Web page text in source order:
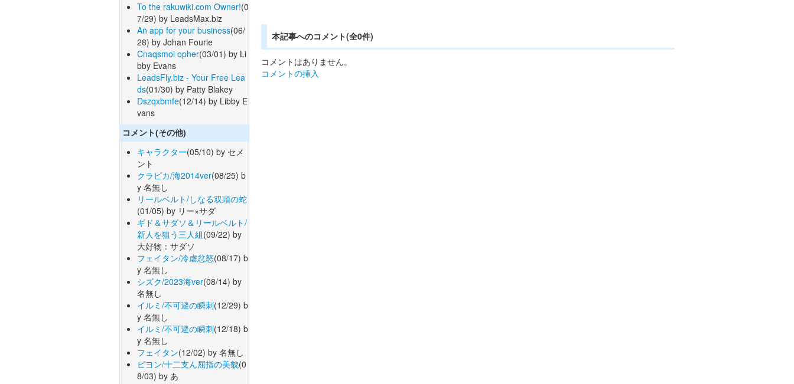
To the rakuwiki.com Owner!(0
7/29) by LeadsMax.biz
An app for your business(06/
28) by Johan Fourie
Cnaqsmoi opher(03/01) by Li
bby Evans
LeadsFly.biz - Your Free Lea
ds(01/30) by Patty Blakey
Dszqxbmfe(12/14) by Libby E
vans
コメント(その他)
キャラクター(05/10) by セメ
ント
クラピカ/海2014ver(08/25) b
y 名無し
リールベルト/しなる双頭の蛇
(01/05) by リー×サダ
ギド＆サダソ＆リールベルト/
新人を狙う三人組(09/22) by
大好物：サダソ
フェイタン/冷虐忿怒(08/17) b
y 名無し
シズク/2023海ver(08/14) by
名無し
イルミ/不可避の瞬刺(12/29) b
y 名無し
イルミ/不可避の瞬刺(12/18) b
y 名無し
フェイタン(12/02) by 名無し
ピヨン/十二支ん屈指の美貌(0
8/03) by あ
本記事へのコメント(全0件)
コメントはありません。
コメントの挿入